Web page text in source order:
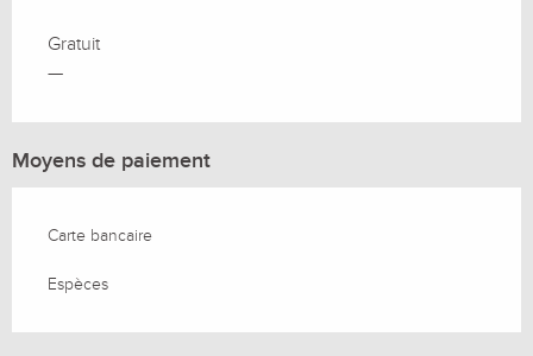
Gratuit
—
Moyens de paiement
Carte bancaire
Espèces